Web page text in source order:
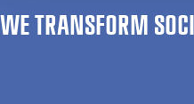
WE TRANSFORM